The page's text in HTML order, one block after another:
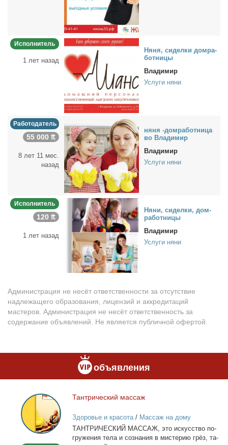
Исполнитель
1 лет назад
Ня­ня, си­дел­ки дом­ра­
бот­ни­цы
Владимир
Услуги няни
Работодатель
55 000 ₶
8 лет 11 мес.
назад
ня­ня -дом­ра­бот­ни­ца
во Вла­ди­мир
Владимир
Услуги няни
Исполнитель
120 ₶
1 лет назад
Ня­ни, си­дел­ки, дом­
ра­бот­ни­цы
Владимир
Услуги няни
Администрация не несёт ответственности за отсутствие
надлежащего образования, лицензий и аккредитаций
мастеров. Администрация не несёт ответственность за
содержание объявлений. Не является публичной офертой.
объявления
Тантрический
массаж
Тан­три­че­ский мас­саж
Здоровье и красота/ Массаж на дому
ТАНТРИЧЕСКИЙ МАССАЖ, это ис­кус­ство по­
гру­же­ния те­ла и со­зна­ния в ми­сте­рию грёз, та­